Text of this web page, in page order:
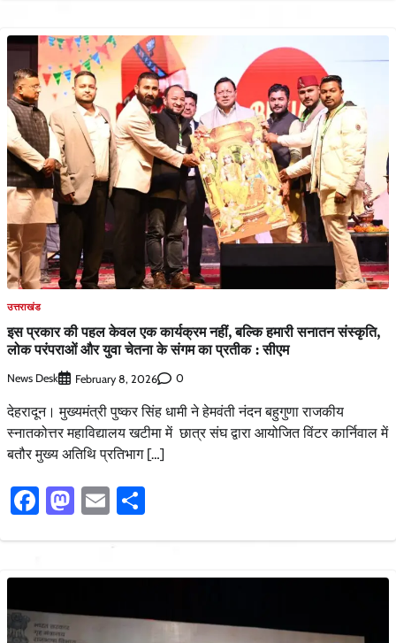
उत्तराखंड
इस प्रकार की पहल केवल एक कार्यक्रम नहीं, बल्कि हमारी सनातन संस्कृति,
लोक परंपराओं और युवा चेतना के संगम का प्रतीक : सीएम
News Desk February 8, 2026 0
देहरादून। मुख्यमंत्री पुष्कर सिंह धामी ने हेमवंती नंदन बहुगुणा राजकीय
स्नातकोत्तर महाविद्यालय खटीमा में छात्र संघ द्वारा आयोजित विंटर कार्निवाल में
बतौर मुख्य अतिथि प्रतिभाग […]
Facebook
Mastodon
Email